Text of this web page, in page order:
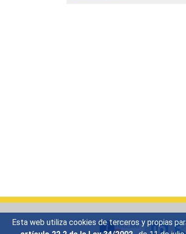
Esta web utiliza cookies de terceros y propias